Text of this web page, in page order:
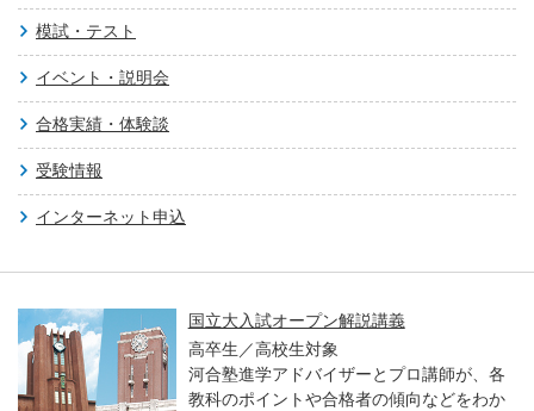
模試・テスト
イベント・説明会
合格実績・体験談
受験情報
インターネット申込
国立大入試オープン解説講義
高卒生／高校生対象
河合塾進学アドバイザーとプロ講師が、各
教科のポイントや合格者の傾向などをわか